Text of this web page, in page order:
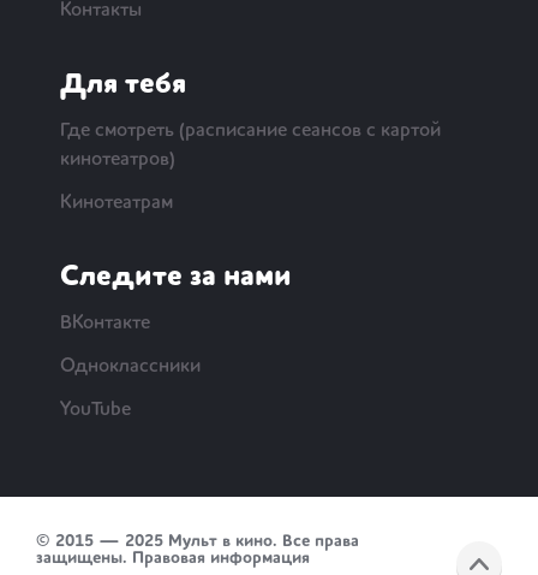
Контакты
Для тебя
Где смотреть (расписание сеансов с картой
кинотеатров)
Кинотеатрам
Следите за нами
ВКонтакте
Одноклассники
YouTube
© 2015 — 2025 Мульт в кино. Все права
защищены. Правовая информация